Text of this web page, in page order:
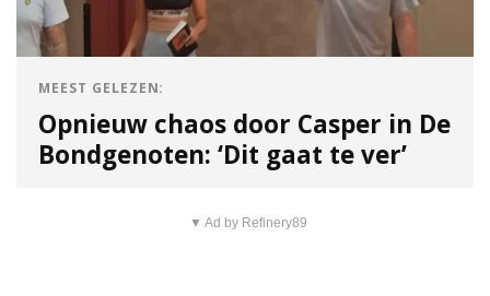
MEEST GELEZEN:
Opnieuw chaos door Casper in De
Bondgenoten: ‘Dit gaat te ver’
▼ Ad by Refinery89